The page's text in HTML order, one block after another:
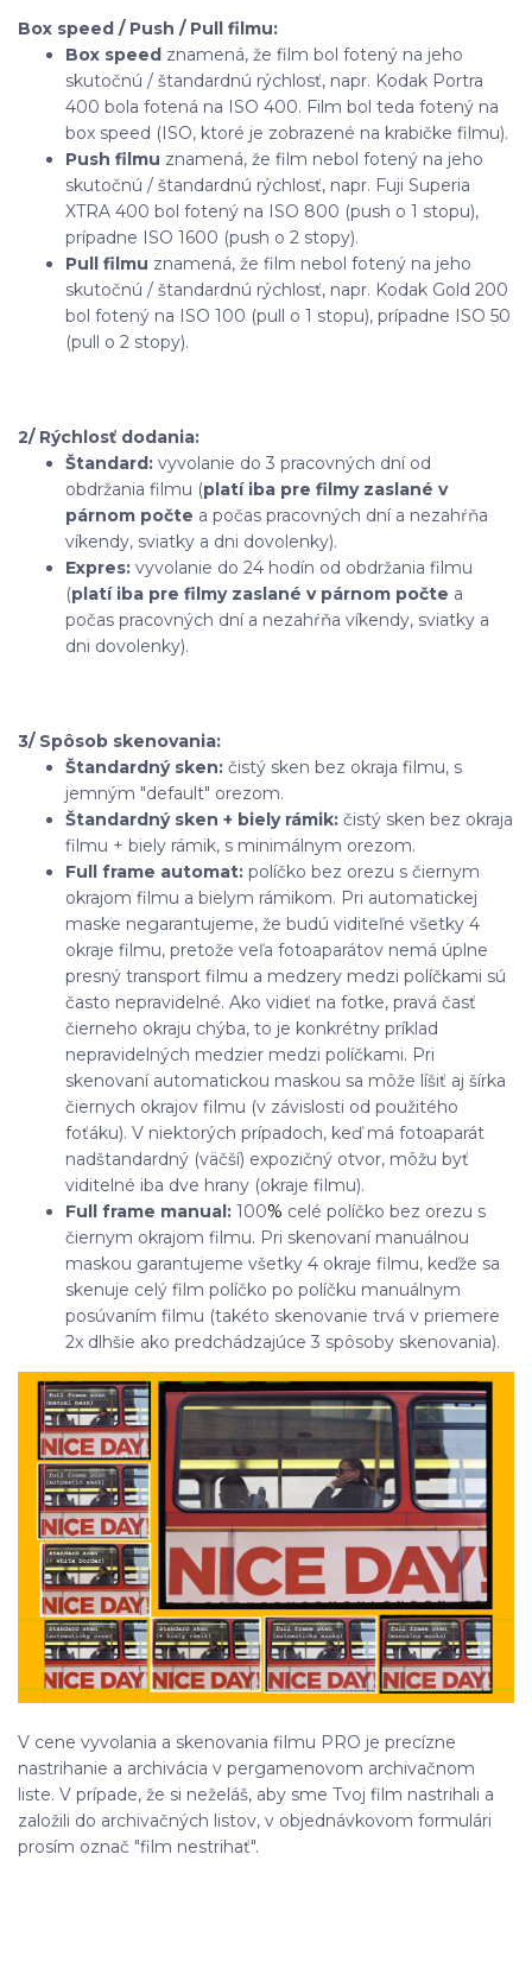
Box speed / Push / Pull filmu:
Box speed znamená, že film bol fotený na jeho
skutočnú / štandardnú rýchlosť, napr. Kodak Portra
400 bola fotená na ISO 400. Film bol teda fotený na
box speed (ISO, ktoré je zobrazené na krabičke filmu).
Push filmu znamená, že film nebol fotený na jeho
skutočnú / štandardnú rýchlosť, napr. Fuji Superia
XTRA 400 bol fotený na ISO 800 (push o 1 stopu),
prípadne ISO 1600 (push o 2 stopy).
Pull filmu znamená, že film nebol fotený na jeho
skutočnú / štandardnú rýchlosť, napr. Kodak Gold 200
bol fotený na ISO 100 (pull o 1 stopu), prípadne ISO 50
(pull o 2 stopy).
2/ Rýchlosť dodania:
Štandard: vyvolanie do 3 pracovných dní od
obdržania filmu (platí iba pre filmy zaslané v
párnom počte a počas pracovných dní a nezahŕňa
víkendy, sviatky a dni dovolenky).
Expres: vyvolanie do 24 hodín od obdržania filmu
(platí iba pre filmy zaslané v párnom počte a
počas pracovných dní a nezahŕňa víkendy, sviatky a
dni dovolenky).
3/ Spôsob skenovania:
Štandardný sken: čistý sken bez okraja filmu, s
jemným "default" orezom.
Štandardný sken + biely rámik: čistý sken bez okraja
filmu + biely rámik, s minimálnym orezom.
Full frame automat: políčko bez orezu s čiernym
okrajom filmu a bielym rámikom. Pri automatickej
maske negarantujeme, že budú viditeľné všetky 4
okraje filmu, pretože veľa fotoaparátov nemá úplne
presný transport filmu a medzery medzi políčkami sú
často nepravidelné. Ako vidieť na fotke, pravá časť
čierneho okraju chýba, to je konkrétny príklad
nepravidelných medzier medzi políčkami. Pri
skenovaní automatickou maskou sa môže líšiť aj šírka
čiernych okrajov filmu (v závislosti od použitého
foťáku). V niektorých prípadoch, keď má fotoaparát
nadštandardný (väčší) expozičný otvor, môžu byť
viditelné iba dve hrany (okraje filmu).
Full frame manual: 100% celé políčko bez orezu s
čiernym okrajom filmu. Pri skenovaní manuálnou
maskou garantujeme všetky 4 okraje filmu, keďže sa
skenuje celý film políčko po políčku manuálnym
posúvaním filmu (takéto skenovanie trvá v priemere
2x dlhšie ako predchádzajúce 3 spôsoby skenovania).
V cene vyvolania a skenovania filmu PRO je precízne
nastrihanie a archivácia v pergamenovom archivačnom
liste. V prípade, že si neželáš, aby sme Tvoj film nastrihali a
založili do archivačných listov, v objednávkovom formulári
prosím označ "film nestrihať".